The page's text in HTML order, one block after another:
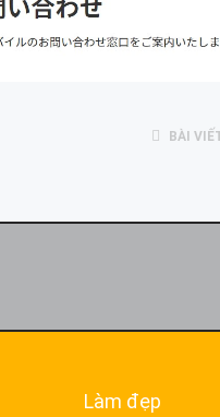
BÀI
Làm đẹp